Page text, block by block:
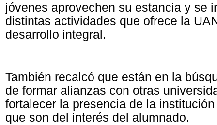
jóvenes aprovechen su estancia y se
distintas actividades que ofrece la
desarrollo integral.
También recalcó que están en la
de formar alianzas con otras
fortalecer la presencia de la
que son del interés del alumnado.